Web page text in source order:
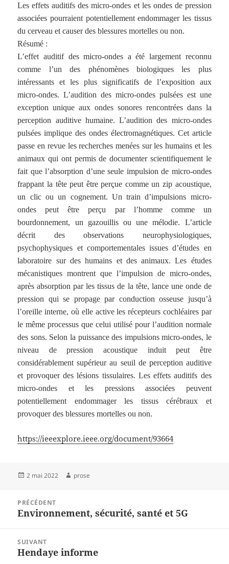
Les effets auditifs des micro-ondes et les ondes de pression
associées pourraient potentiellement endommager les tissus
du cerveau et causer des blessures mortelles ou non.
Résumé :
L’effet auditif des micro-ondes a été largement reconnu
comme l’un des phénomènes biologiques les plus
intéressants et les plus significatifs de l’exposition aux
micro-ondes. L’audition des micro-ondes pulsées est une
exception unique aux ondes sonores rencontrées dans la
perception auditive humaine. L’audition des micro-ondes
pulsées implique des ondes électromagnétiques. Cet article
passe en revue les recherches menées sur les humains et les
animaux qui ont permis de documenter scientifiquement le
fait que l’absorption d’une seule impulsion de micro-ondes
frappant la tête peut être perçue comme un zip acoustique,
un clic ou un cognement. Un train d’impulsions micro-
ondes peut être perçu par l’homme comme un
bourdonnement, un gazouillis ou une mélodie. L’article
décrit des observations neurophysiologiques,
psychophysiques et comportementales issues d’études en
laboratoire sur des humains et des animaux. Les études
mécanistiques montrent que l’impulsion de micro-ondes,
après absorption par les tissus de la tête, lance une onde de
pression qui se propage par conduction osseuse jusqu’à
l’oreille interne, où elle active les récepteurs cochléaires par
le même processus que celui utilisé pour l’audition normale
des sons. Selon la puissance des impulsions micro-ondes, le
niveau de pression acoustique induit peut être
considérablement supérieur au seuil de perception auditive
et provoquer des lésions tissulaires. Les effets auditifs des
micro-ondes et les pressions associées peuvent
potentiellement endommager les tissus cérébraux et
provoquer des blessures mortelles ou non.
https://ieeexplore.ieee.org/document/93664
Publié
2 mai 2022 Auteur
prose
l’article
PRÉCÉDENT
Article
Environnement, sécurité, santé et 5G
SUIVANT
Article
Hendaye informe